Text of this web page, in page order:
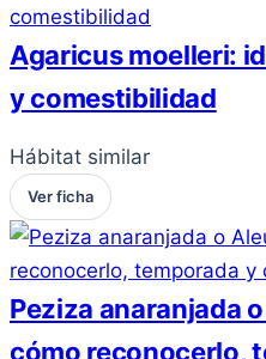
Agaricus moelleri:
y comestibilidad
Hábitat similar
Ver ficha
Peziza anaranjada
cómo reconocerlo,